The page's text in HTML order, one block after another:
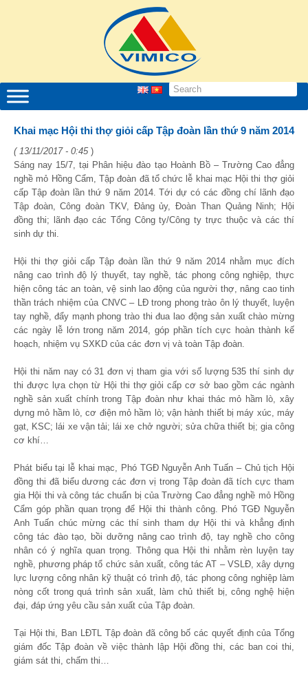
Khai mạc Hội thi thợ giỏi cấp Tập đoàn lần thứ 9 năm 2014
( 13/11/2017 - 0:45)
Sáng nay 15/7, tại Phân hiệu đào tạo Hoành Bồ – Trường Cao đẳng
nghề mỏ Hồng Cẩm, Tập đoàn đã tổ chức lễ khai mạc Hội thi thợ giỏi
cấp Tập đoàn lần thứ 9 năm 2014. Tới dự có các đồng chí lãnh đạo
Tập đoàn, Công đoàn TKV, Đảng ủy, Đoàn Than Quảng Ninh; Hội
đồng thi; lãnh đạo các Tổng Công ty/Công ty trực thuộc và các thí
sinh dự thi.
Hội thi thợ giỏi cấp Tập đoàn lần thứ 9 năm 2014 nhằm mục đích
nâng cao trình độ lý thuyết, tay nghề, tác phong công nghiệp, thực
hiện công tác an toàn, vệ sinh lao động của người thợ, nâng cao tinh
thần trách nhiệm của CNVC – LĐ trong phong trào ôn lý thuyết, luyện
tay nghề, đẩy mạnh phong trào thi đua lao động sản xuất chào mừng
các ngày lễ lớn trong năm 2014, góp phần tích cực hoàn thành kế
hoạch, nhiệm vụ SXKD của các đơn vị và toàn Tập đoàn.
Hội thi năm nay có 31 đơn vị tham gia với số lượng 535 thí sinh dự
thi được lựa chọn từ Hội thi thợ giỏi cấp cơ sở bao gồm các ngành
nghề sản xuất chính trong Tập đoàn như khai thác mỏ hầm lò, xây
dựng mỏ hầm lò, cơ điện mỏ hầm lò; vận hành thiết bị máy xúc, máy
gạt, KSC; lái xe vận tải; lái xe chở người; sửa chữa thiết bị; gia công
cơ khí…
Phát biểu tại lễ khai mạc, Phó TGĐ Nguyễn Anh Tuấn – Chủ tịch Hội
đồng thi đã biểu dương các đơn vị trong Tập đoàn đã tích cực tham
gia Hội thi và công tác chuẩn bị của Trường Cao đẳng nghề mỏ Hồng
Cẩm góp phần quan trọng để Hội thi thành công. Phó TGĐ Nguyễn
Anh Tuấn chúc mừng các thí sinh tham dự Hội thi và khẳng định
công tác đào tạo, bồi dưỡng nâng cao trình độ, tay nghề cho công
nhân có ý nghĩa quan trọng. Thông qua Hội thi nhằm rèn luyện tay
nghề, phương pháp tổ chức sản xuất, công tác AT – VSLĐ, xây dựng
lực lượng công nhân kỹ thuật có trình độ, tác phong công nghiệp làm
nòng cốt trong quá trình sản xuất, làm chủ thiết bị, công nghệ hiện
đại, đáp ứng yêu cầu sản xuất của Tập đoàn.
Tại Hội thi, Ban LĐTL Tập đoàn đã công bố các quyết định của Tổng
giám đốc Tập đoàn về việc thành lập Hội đồng thi, các ban coi thi,
giám sát thi, chấm thi…